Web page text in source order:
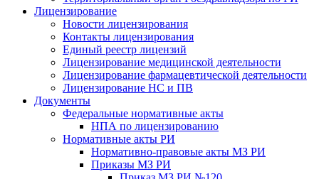
Лицензирование
Новости лицензирования
Контакты лицензирования
Единый реестр лицензий
Лицензирование медицинской деятельности
Лицензирование фармацевтической деятельности
Лицензирование НС и ПВ
Документы
Федеральные нормативные акты
НПА по лицензированию
Нормативные акты РИ
Нормативно-правовые акты МЗ РИ
Приказы МЗ РИ